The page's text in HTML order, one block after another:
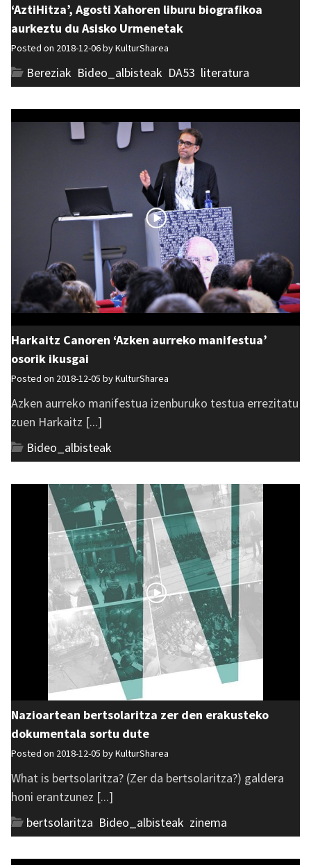
‘AztiHitza’, Agosti Xahoren liburu biografikoa
aurkeztu du Asisko Urmenetak
Posted on 2018-12-06 byKulturSharea
Bereziak Bideo_albisteak DA53 literatura
Harkaitz Canoren ‘Azken aurreko manifestua’
osorik ikusgai
Posted on 2018-12-05 byKulturSharea
Azken aurreko manifestua izenburuko testua errezitatu
zuen Harkaitz [...]
Bideo_albisteak
Nazioartean bertsolaritza zer den erakusteko
dokumentala sortu dute
Posted on 2018-12-05 byKulturSharea
What is bertsolaritza? (Zer da bertsolaritza?) galdera
honi erantzunez [...]
bertsolaritza Bideo_albisteak zinema